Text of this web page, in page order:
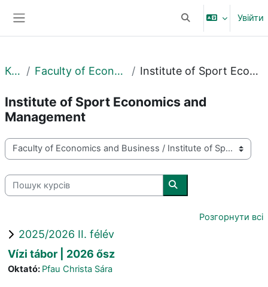
ПереключитиУвійти
Курси Faculty of Economics and Business Institute of Sport Economics and Management
Institute of Sport Economics and
Management
Категорії курсів
Пошук курсів
Пошук курсів
Розгорнути всі
2025/2026 II. félév
Vízi tábor | 2026 ősz
Oktató: Pfau Christa Sára